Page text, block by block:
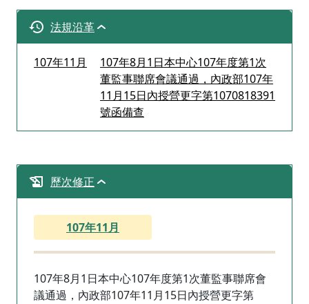
法規沿革
107年11月
107年8月1日本中心107年度第1次
董監事聯席會議通過，內政部107年
11月15日內授營更字第1070818391
號函備查
歷次修正
107年11月
107年8月1日本中心107年度第1次董監事聯席會
議通過，內政部107年11月15日內授營更字第